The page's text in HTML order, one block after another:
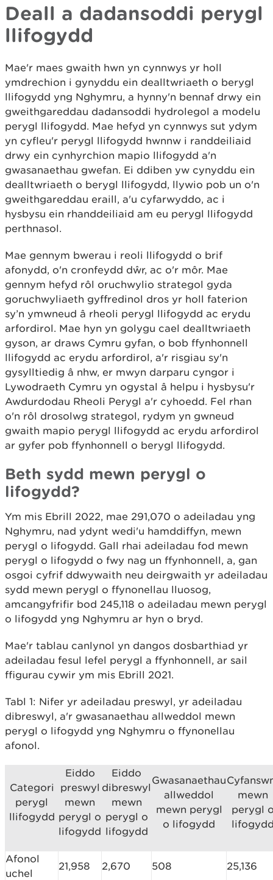
Deall a dadansoddi perygl
llifogydd
Mae'r maes gwaith hwn yn cynnwys yr holl
ymdrechion i gynyddu ein dealltwriaeth o berygl
llifogydd yng Nghymru, a hynny'n bennaf drwy ein
gweithgareddau dadansoddi hydrolegol a modelu
perygl llifogydd. Mae hefyd yn cynnwys sut ydym
yn cyfleu'r perygl llifogydd hwnnw i randdeiliaid
drwy ein cynhyrchion mapio llifogydd a'n
gwasanaethau gwefan. Ei ddiben yw cynyddu ein
dealltwriaeth o berygl llifogydd, llywio pob un o'n
gweithgareddau eraill, a'u cyfarwyddo, ac i
hysbysu ein rhanddeiliaid am eu perygl llifogydd
perthnasol.
Mae gennym bwerau i reoli llifogydd o brif
afonydd, o'n cronfeydd dŵr, ac o'r môr. Mae
gennym hefyd rôl oruchwylio strategol gyda
goruchwyliaeth gyffredinol dros yr holl faterion
sy’n ymwneud â rheoli perygl llifogydd ac erydu
arfordirol. Mae hyn yn golygu cael dealltwriaeth
gyson, ar draws Cymru gyfan, o bob ffynhonnell
llifogydd ac erydu arfordirol, a'r risgiau sy'n
gysylltiedig â nhw, er mwyn darparu cyngor i
Lywodraeth Cymru yn ogystal â helpu i hysbysu'r
Awdurdodau Rheoli Perygl a'r cyhoedd. Fel rhan
o'n rôl drosolwg strategol, rydym yn gwneud
gwaith mapio perygl llifogydd ac erydu arfordirol
ar gyfer pob ffynhonnell o berygl llifogydd.
Beth sydd mewn perygl o
lifogydd?
Ym mis Ebrill 2022, mae 291,070 o adeiladau yng
Nghymru, nad ydynt wedi'u hamddiffyn, mewn
perygl o lifogydd. Gall rhai adeiladau fod mewn
perygl o lifogydd o fwy nag un ffynhonnell, a, gan
osgoi cyfrif ddwywaith neu deirgwaith yr adeiladau
sydd mewn perygl o ffynonellau lluosog,
amcangyfrifir bod 245,118 o adeiladau mewn perygl
o lifogydd yng Nghymru ar hyn o bryd.
Mae'r tablau canlynol yn dangos dosbarthiad yr
adeiladau fesul lefel perygl a ffynhonnell, ar sail
ffigurau cywir ym mis Ebrill 2021.
Tabl 1: Nifer yr adeiladau preswyl, yr adeiladau
dibreswyl, a'r gwasanaethau allweddol mewn
perygl o lifogydd yng Nghymru o ffynonellau
afonol.
Categori
perygl
llifogydd
Eiddo
preswyl
mewn
perygl o
lifogydd
Eiddo
dibreswyl
mewn
perygl o
lifogydd
Gwasanaethau
allweddol
mewn perygl
o lifogydd
mewn
perygl
Afonol
uchel
21,958 2,670 508 25,136